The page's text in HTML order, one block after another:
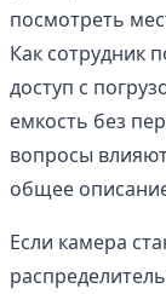
посмотреть
Как сотрудник
доступ с
емкость без
вопросы
общее
Если камера